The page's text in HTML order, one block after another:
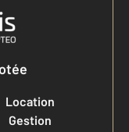
Location
Gestion